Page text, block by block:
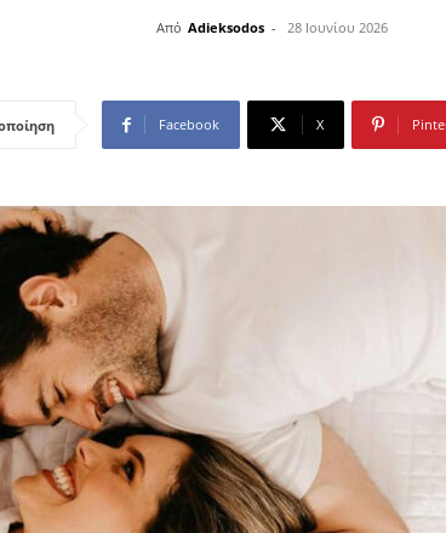
Από Adieksodos - 28 Ιουνίου 2026
Facebook X